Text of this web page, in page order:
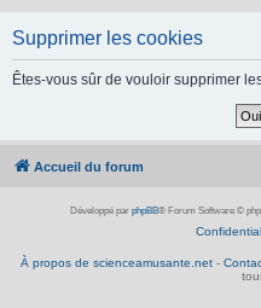
Supprimer les cookies
Êtes-vous sûr de vouloir supprimer
Accueil du forum
Développé par phpBB® Forum Software ©
À propos de scienceamusante.net -